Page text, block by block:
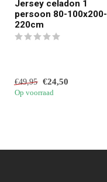
Jersey celadon 1
persoon 80-100x200-
220cm
€49,95 €24,50
Op voorraad